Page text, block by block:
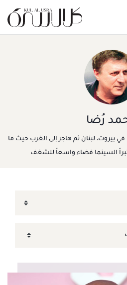
رُضا
بيروت، لبنان ثم هاجر إلى الغرب حيث ما
السينما فضاء واسعاً للشغف